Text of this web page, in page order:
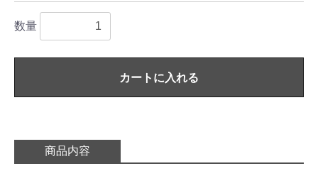
数量
カートに入れる
商品内容